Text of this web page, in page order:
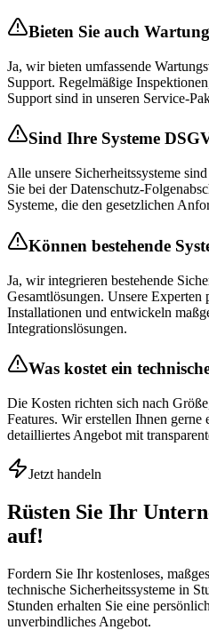
Bieten Sie auch
Ja, wir bieten umfassende
Support. Regelmäßige
Support sind in unseren Service-
Sind Ihre Systeme
Alle unsere Sicherheitssysteme
Sie bei der Datenschutz-
Systeme, die den gesetzlichen
Können bestehende
Ja, wir integrieren bestehende
Gesamtlösungen. Unsere Experten
Installationen und entwickeln
Integrationslösungen.
Was kostet ein
Die Kosten richten sich nach
Features. Wir erstellen Ihnen gerne
detailliertes Angebot mit
Jetzt handeln
Rüsten Sie Ihr
auf!
Fordern Sie Ihr kostenloses,
technische Sicherheitssysteme in
Stunden erhalten Sie eine
unverbindliches Angebot.